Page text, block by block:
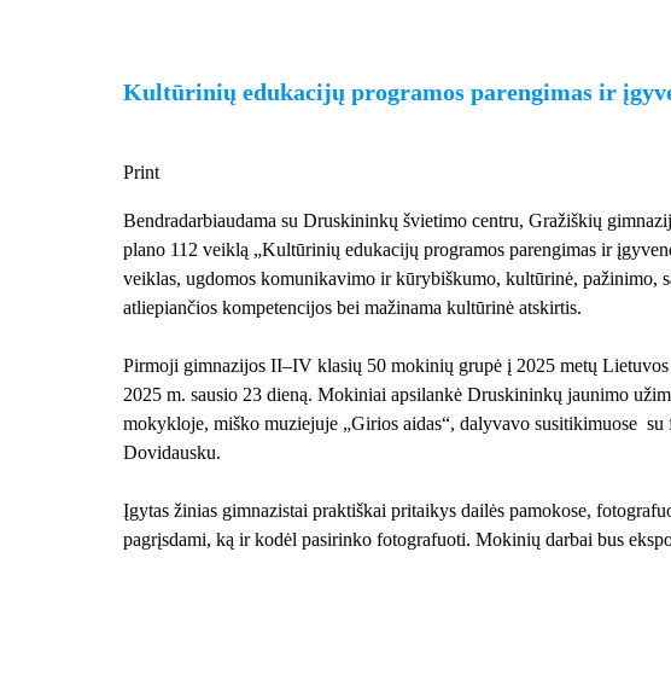
Kultūrinių edukacijų programos parengimas ir
Print
Bendradarbiaudama su Druskininkų švietimo centru, Gražiškių
plano 112 veiklą „Kultūrinių edukacijų programos parengimas ir
veiklas, ugdomos komunikavimo ir kūrybiškumo, kultūrinė, pažinimo,
atliepiančios kompetencijos bei mažinama kultūrinė atskirtis.
Pirmoji gimnazijos II–IV klasių 50 mokinių grupė į 2025 metų
2025 m. sausio 23 dieną. Mokiniai apsilankė Druskininkų jaunimo
mokykloje, miško muziejuje „Girios aidas“, dalyvavo susitikimuose
Dovidausku.
Įgytas žinias gimnazistai praktiškai pritaikys dailės pamokose,
pagrįsdami, ką ir kodėl pasirinko fotografuoti. Mokinių darbai bus